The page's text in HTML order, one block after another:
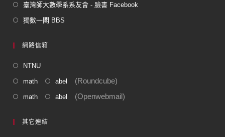
臺灣師大數學系系友會 - 臉書 Facebook
獨數一閣 BBS
網路信箱
NTNU
math abel (Roundcube)
math abel (Openwebmail)
其它連結